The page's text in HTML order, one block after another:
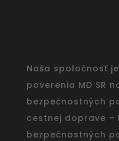
Naša spoločnosť
poverenia MD SR
bezpečnostných
cestnej doprave –
bezpečnostných